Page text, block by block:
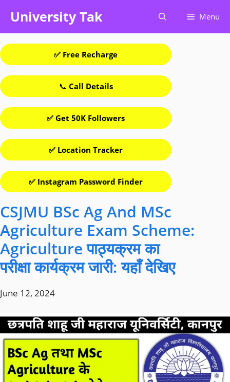
content
University Tak Menu
✅ Free Recharge
📞 Call Details
✅ Get 50K Followers
✅ Location Tracker
✅ Instagram Password Finder
CSJMU BSc Ag And MSc
Agriculture Exam Scheme:
Agriculture पाठ्यक्रम का
परीक्षा कार्यक्रम जारी: यहाँ देखिए
June 12, 2024